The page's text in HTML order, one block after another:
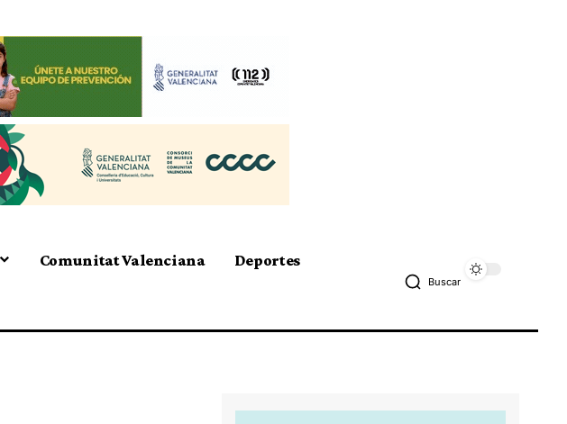
Comunitat Valenciana Deportes
Buscar